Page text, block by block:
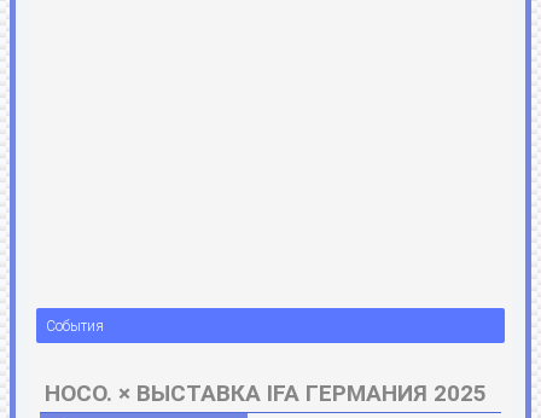
События
HOCO. × ВЫСТАВКА IFA ГЕРМАНИЯ 2025